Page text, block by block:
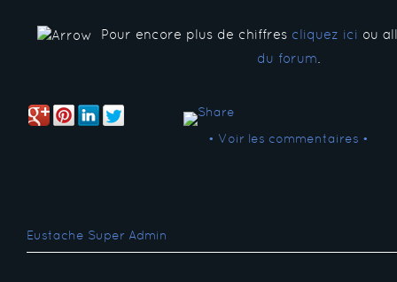
Pour encore plus de chiffres cliquez ici ou
du forum
• Voir les commentaires •
Eustache Super Admin